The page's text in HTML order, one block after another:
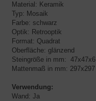
Material: Keramik
Typ: Mosaik
Farbe: schwarz
Optik: Retrooptik
Format: Quadrat
Oberfläche: glänzend
Steingröße in mm: 47x47x6
Mattenmaß in mm: 297x297
Verwendung:
Wand: Ja